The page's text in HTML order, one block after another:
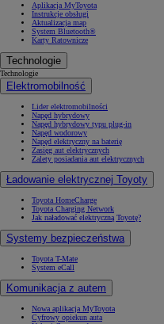
Aplikacja MyToyota
Instrukcje obsługi
Aktualizacja map
System Bluetooth®
Karty Ratownicze
Technologie
Technologie
Elektromobilność
Lider elektromobilności
Napęd hybrydowy
Napęd hybrydowy typu plug-in
Napęd wodorowy
Napęd elektryczny na baterię
Zasięg aut elektrycznych
Zalety posiadania aut elektrycznych
Ładowanie elektrycznej Toyoty
Toyota HomeCharge
Toyota Charging Network
Jak naładować elektryczną Toyotę?
Systemy bezpieczeństwa
Toyota T-Mate
System eCall
Komunikacja z autem
Nowa aplikacja MyToyota
Cyfrowy opiekun auta